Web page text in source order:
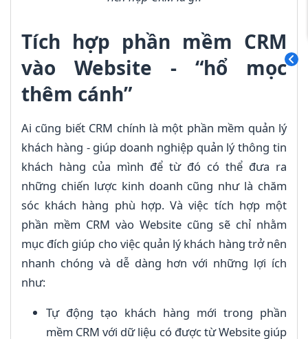
Tích hợp phần mềm CRM
vào Website - “hổ mọc
thêm cánh”
Ai cũng biết CRM chính là một phần mềm quản lý
khách hàng - giúp doanh nghiệp quản lý thông tin
khách hàng của mình để từ đó có thể đưa ra
những chiến lược kinh doanh cũng như là chăm
sóc khách hàng phù hợp. Và việc tích hợp một
phần mềm CRM vào Website cũng sẽ chỉ nhằm
mục đích giúp cho việc quản lý khách hàng trở nên
nhanh chóng và dễ dàng hơn với những lợi ích
như:
Tự động tạo khách hàng mới trong phần
mềm CRM với dữ liệu có được từ Website giúp